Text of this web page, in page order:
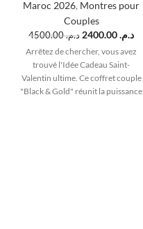
Maroc 2026, Montres pour
Couples
د.م.4500.00 د.م.
Arrêtez de chercher, vous avez
trouvé l'Idée Cadeau Saint-
Valentin ultime. Ce coffret couple
"Black & Gold" réunit la puissance